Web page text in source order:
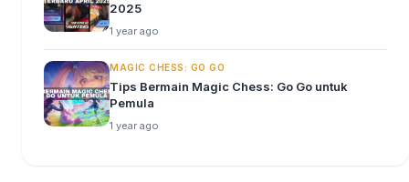
2025
1 year ago
MAGIC CHESS: GO GO
Tips Bermain Magic Chess: Go Go untuk
Pemula
1 year ago